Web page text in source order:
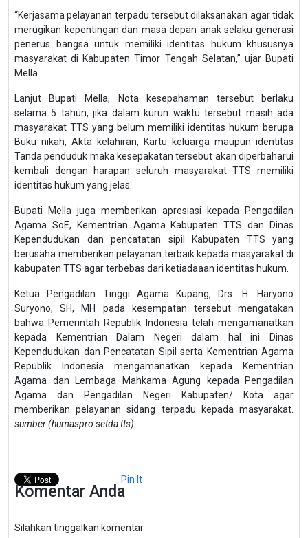
“Kerjasama pelayanan terpadu tersebut dilaksanakan agar tidak
merugikan kepentingan dan masa depan anak selaku generasi
penerus bangsa untuk memiliki identitas hukum khususnya
masyarakat di Kabupaten Timor Tengah Selatan,” ujar Bupati
Mella.
Lanjut Bupati Mella, Nota kesepahaman tersebut berlaku
selama 5 tahun, jika dalam kurun waktu tersebut masih ada
masyarakat TTS yang belum memiliki identitas hukum berupa
Buku nikah, Akta kelahiran, Kartu keluarga maupun identitas
Tanda penduduk maka kesepakatan tersebut akan diperbaharui
kembali dengan harapan seluruh masyarakat TTS memiliki
identitas hukum yang jelas.
Bupati Mella juga memberikan apresiasi kepada Pengadilan
Agama SoE, Kementrian Agama Kabupaten TTS dan Dinas
Kependudukan dan pencatatan sipil Kabupaten TTS yang
berusaha memberikan pelayanan terbaik kepada masyarakat di
kabupaten TTS agar terbebas dari ketiadaaan identitas hukum.
Ketua Pengadilan Tinggi Agama Kupang, Drs. H. Haryono
Suryono, SH, MH pada kesempatan tersebut mengatakan
bahwa Pemerintah Republik Indonesia telah mengamanatkan
kepada Kementrian Dalam Negeri dalam hal ini Dinas
Kependudukan dan Pencatatan Sipil serta Kementrian Agama
Republik Indonesia mengamanatkan kepada Kementrian
Agama dan Lembaga Mahkama Agung kepada Pengadilan
Agama dan Pengadilan Negeri Kabupaten/ Kota agar
memberikan pelayanan sidang terpadu kepada masyarakat.
sumber:(humaspro setda tts)
Pin It
Komentar Anda
Silahkan tinggalkan komentar